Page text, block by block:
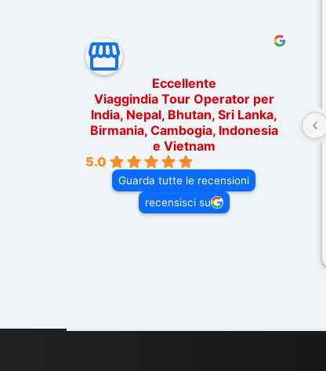
Eccellente
Viaggindia Tour Operator per
India, Nepal, Bhutan, Sri Lanka,
Birmania, Cambogia, Indonesia
e Vietnam
5.0
Guarda tutte le recensioni
recensisci su